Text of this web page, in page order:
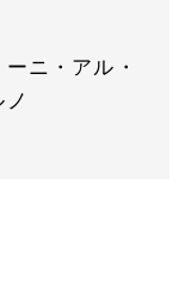
ーニ・アル・